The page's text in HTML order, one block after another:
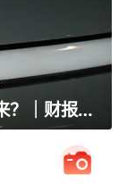
利润腰斩之后，大众如何布局未来？｜财报全视角